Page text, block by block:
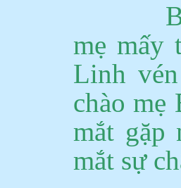
mẹ mấy
Linh
chào
mắt gặp
mắt sự